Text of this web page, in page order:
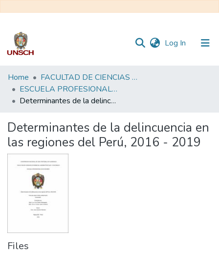
Log In (current)
Communities
&
Collections
Statistics
Home
FACULTAD DE CIENCIAS ECONÓMICAS, ADMINISTRATIVAS Y CONTABLES
ESCUELA PROFESIONAL DE ECONOMÍA
Determinantes de la delincuencia en las regiones del Perú, 2016 - 2019
Determinantes de la delincuencia en
las regiones del Perú, 2016 - 2019
Files